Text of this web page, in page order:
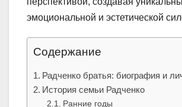
эмоциональной и эстетической
Содержание
Радченко братья: биография и
История семьи Радченко
Ранние годы